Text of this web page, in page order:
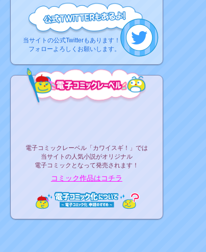
当サイトの公式Twitterもあります！
フォローよろしくお願いします。
電子コミックレーベル「カワイスギ！」では
当サイトの人気小説がオリジナル
電子コミックとなって発売されます！
コミック作品はコチラ